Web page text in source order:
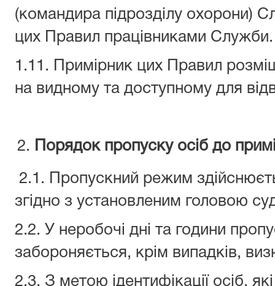
(командира підрозділу охорони)
цих Правил працівниками Служби.
1.11. Примірник цих Правил
на видному та доступному для
Порядок пропуску осіб до
2.1. Пропускний режим
згідно з установленим головою
2.2. У неробочі дні та години
забороняється, крім випадків,
2.3. З метою ідентифікації осіб,